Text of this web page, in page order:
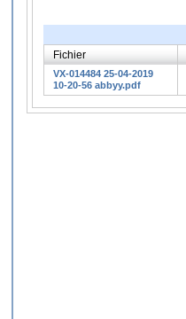
Fichier
VX-014484 25-04-2019
10-20-56 abbyy.pdf